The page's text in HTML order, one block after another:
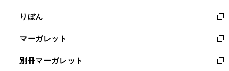
開
く
ウ
で
開
く
ン
ド
ウ
で
開
く
ウ
ィ
ン
ド
ウ
で
りぼん
新
し
い
ウ
ィ
マーガレット
新
し
い
別冊マーガレット
新